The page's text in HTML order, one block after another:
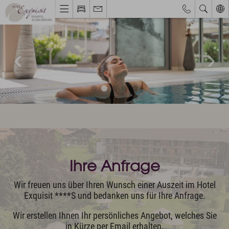
Webcams & Wetterbericht Eventkalender
Hotel & Ruhepol
Einzigartige Lage
Philosophie & Architektur
Hotelbewertungen
Zimmer & Angebote
Bestpreisgarantie
Zimmer, Suiten & Preise
Exquisite Angebote
Inklusivleistungen
Allgäu Walser Pass Premium
Ihre Anfrage
Wir freuen uns über Ihren Wunsch einer Auszeit im Hotel
Exquisit ****S und bedanken uns für Ihre Anfrage.
Wir erstellen Ihnen Ihr persönliches Angebot, welches Sie
in Kürze per Email erhalten.